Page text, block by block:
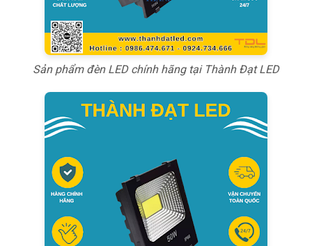
Sản phẩm đèn LED chính hãng tại Thành Đạt LED